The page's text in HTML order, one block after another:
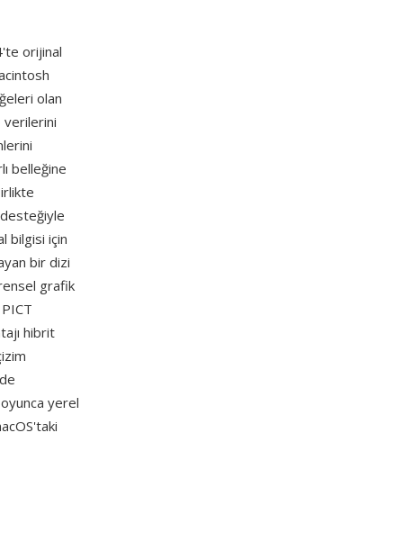
orijinal
olan
verilerini
belleğine
desteğiyle
bilgisi için
bir dizi
grafik
hibrit
yerel